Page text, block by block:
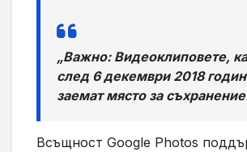
„Важно: Видеоклиповете,
след 6 декември 2018
заемат място за
Всъщност Google Photos